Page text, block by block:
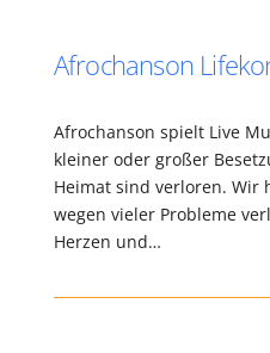
Afrochanson
Afrochanson spielt Live
kleiner oder großer
Heimat sind verloren. Wir
wegen vieler Probleme
Herzen und…